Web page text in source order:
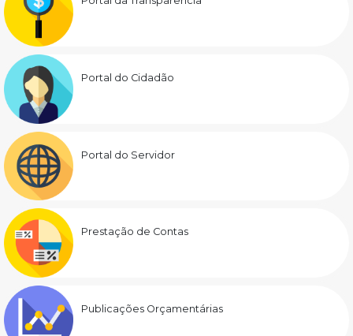
Portal do Cidadão
Portal do Servidor
Prestação de Contas
Publicações Orçamentárias